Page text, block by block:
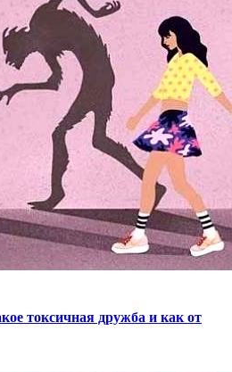
токсичная дружба и как от